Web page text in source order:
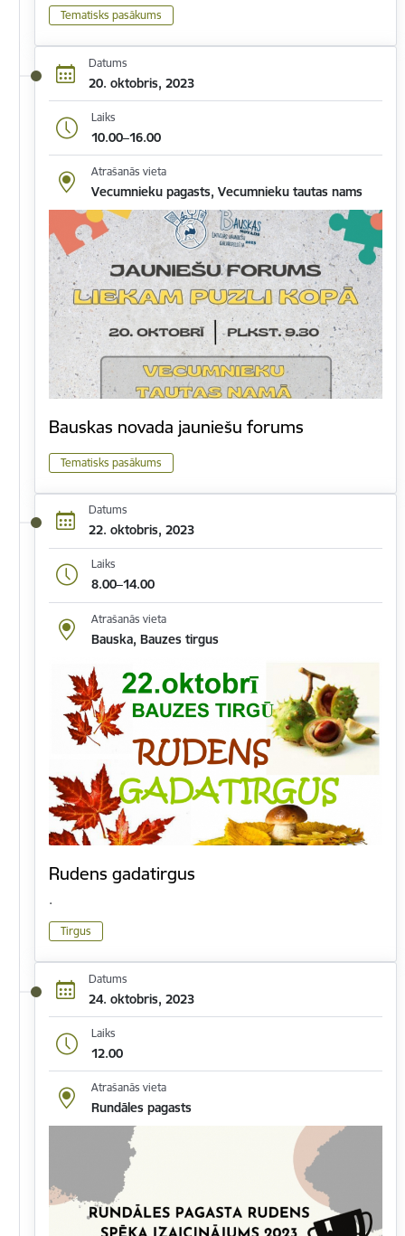
Tematisks pasākums
Datums
20. oktobris, 2023
Laiks
10.00–16.00
Atrašanās vieta
Vecumnieku pagasts, Vecumnieku tautas nams
Bauskas novada jauniešu forums
Tematisks pasākums
Datums
22. oktobris, 2023
Laiks
8.00–14.00
Atrašanās vieta
Bauska, Bauzes tirgus
Rudens gadatirgus
.
Tirgus
Datums
24. oktobris, 2023
Laiks
12.00
Atrašanās vieta
Rundāles pagasts